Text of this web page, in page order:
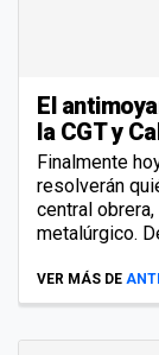
El
la CGT y
Finalmente
resolverán
central
metalúrgico.
VER MÁS DE